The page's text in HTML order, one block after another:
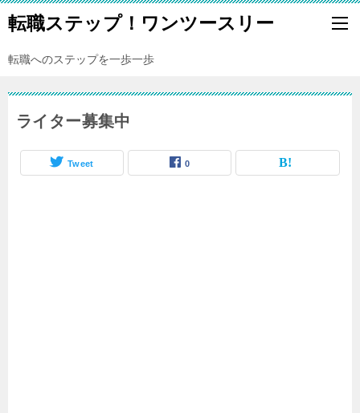
転職ステップ！ワンツースリー
転職へのステップを一歩一歩
ライター募集中
Tweet 0